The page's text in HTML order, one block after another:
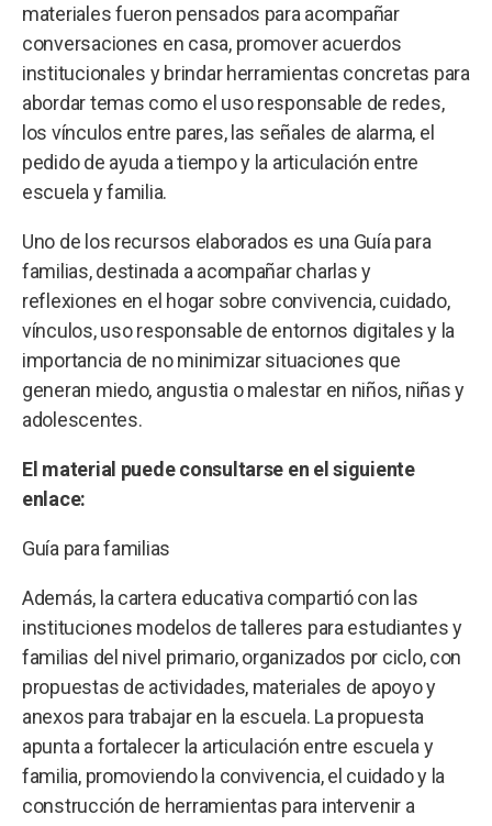
materiales fueron pensados para acompañar
conversaciones en casa, promover acuerdos
institucionales y brindar herramientas concretas para
abordar temas como el uso responsable de redes,
los vínculos entre pares, las señales de alarma, el
pedido de ayuda a tiempo y la articulación entre
escuela y familia.
Uno de los recursos elaborados es una Guía para
familias, destinada a acompañar charlas y
reflexiones en el hogar sobre convivencia, cuidado,
vínculos, uso responsable de entornos digitales y la
importancia de no minimizar situaciones que
generan miedo, angustia o malestar en niños, niñas y
adolescentes.
El material puede consultarse en el siguiente
enlace:
Guía para familias
Además, la cartera educativa compartió con las
instituciones modelos de talleres para estudiantes y
familias del nivel primario, organizados por ciclo, con
propuestas de actividades, materiales de apoyo y
anexos para trabajar en la escuela. La propuesta
apunta a fortalecer la articulación entre escuela y
familia, promoviendo la convivencia, el cuidado y la
construcción de herramientas para intervenir a